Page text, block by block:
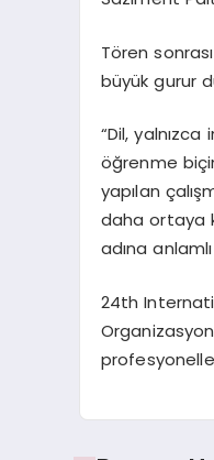
Tören
büyük gurur
“Dil,
öğrenme
yapılan
daha ortaya
adına
24th